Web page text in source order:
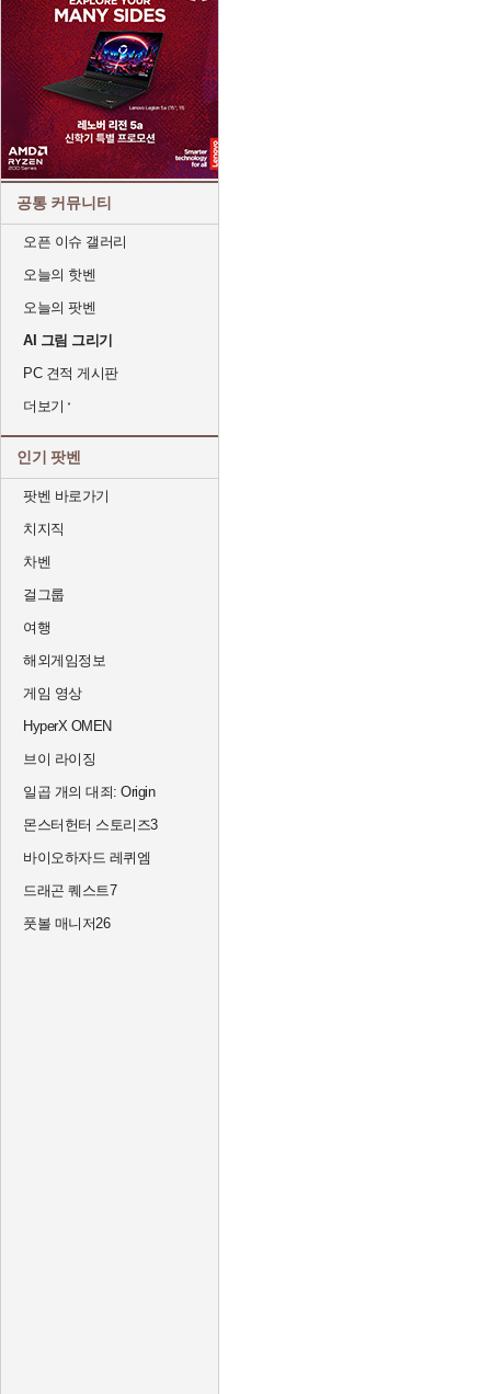
공통 커뮤니티
오픈 이슈 갤러리
오늘의 핫벤
오늘의 팟벤
AI 그림 그리기
PC 견적 게시판
더보기
인기 팟벤
팟벤 바로가기
치지직
차벤
걸그룹
여행
해외게임정보
게임 영상
HyperX OMEN
브이 라이징
일곱 개의 대죄: Origin
몬스터헌터 스토리즈3
바이오하자드 레퀴엠
드래곤 퀘스트7
풋볼 매니저26